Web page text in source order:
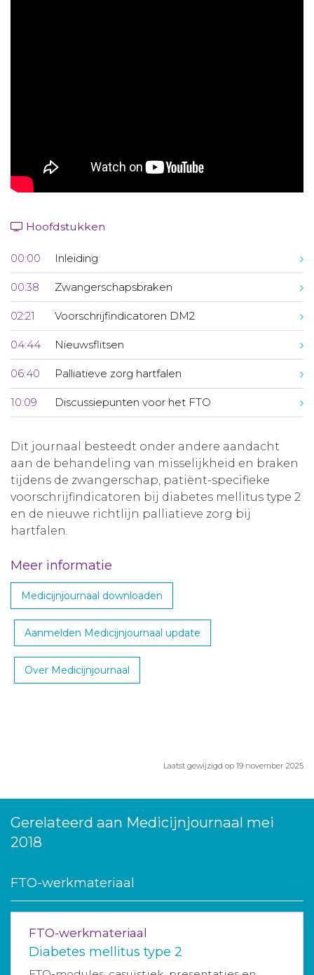
Hoofdstukken
00:00 Inleiding
00:38 Zwangerschapsbraken
02:21 Voorschrijfindicatoren DM2
04:44 Nieuwsflitsen
06:40 Palliatieve zorg hartfalen
10:09 Discussiepunten voor het FTO
Dit journaal besteedt onder andere aandacht
aan de behandeling van misselijkheid en braken
tijdens de zwangerschap, patiënt-specifieke
voorschrijfindicatoren bij diabetes mellitus type 2
en de nieuwe richtlijn palliatieve zorg bij
hartfalen.
Meer informatie
Medicijnjournaal downloaden
Aanmelden Medicijnjournaal update
Over Medicijnjournaal
Laatst gewijzigd op 19 november 2025
Gerelateerd aan Medicijnjournaal mei
2018
FTO-werkmateriaal
FTO-werkmateriaal
Diabetes mellitus type 2